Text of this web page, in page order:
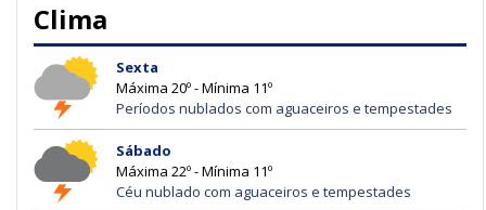
Clima
Sexta
Máxima 20º - Mínima 11º
Períodos nublados com aguaceiros e tempestades
Sábado
Máxima 22º - Mínima 11º
Céu nublado com aguaceiros e tempestades